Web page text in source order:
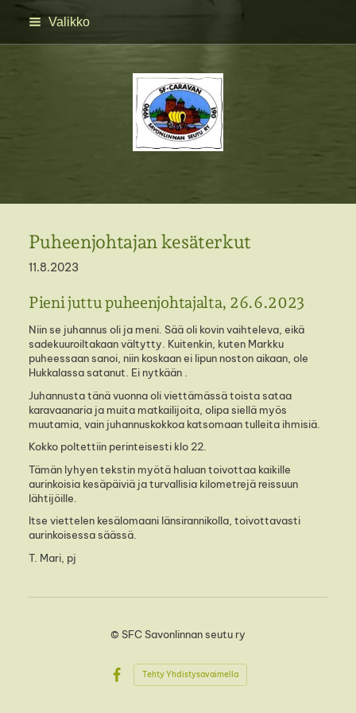
Siirry
sivun
sisältöön
Valikko
SFC Savonlinnan seutu
Puheenjohtajan kesäterkut
11.8.2023
Pieni juttu puheenjohtajalta, 26.6.2023
Niin se juhannus oli ja meni. Sää oli kovin vaihteleva, eikä
sadekuuroiltakaan vältytty. Kuitenkin, kuten Markku
puheessaan sanoi, niin koskaan ei lipun noston aikaan, ole
Hukkalassa satanut. Ei nytkään .
Juhannusta tänä vuonna oli viettämässä toista sataa
karavaanaria ja muita matkailijoita, olipa siellä myös
muutamia, vain juhannuskokkoa katsomaan tulleita ihmisiä.
Kokko poltettiin perinteisesti klo 22.
Tämän lyhyen tekstin myötä haluan toivottaa kaikille
aurinkoisia kesäpäiviä ja turvallisia kilometrejä reissuun
lähtijöille.
Itse viettelen kesälomaani länsirannikolla, toivottavasti
aurinkoisessa säässä.
T. Mari, pj
© SFC Savonlinnan seutu ry
Facebook
Tehty Yhdistysavaimella